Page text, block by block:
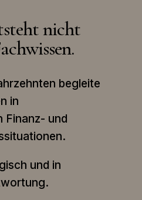
nicht
begleite
in
Finanz- und
und in